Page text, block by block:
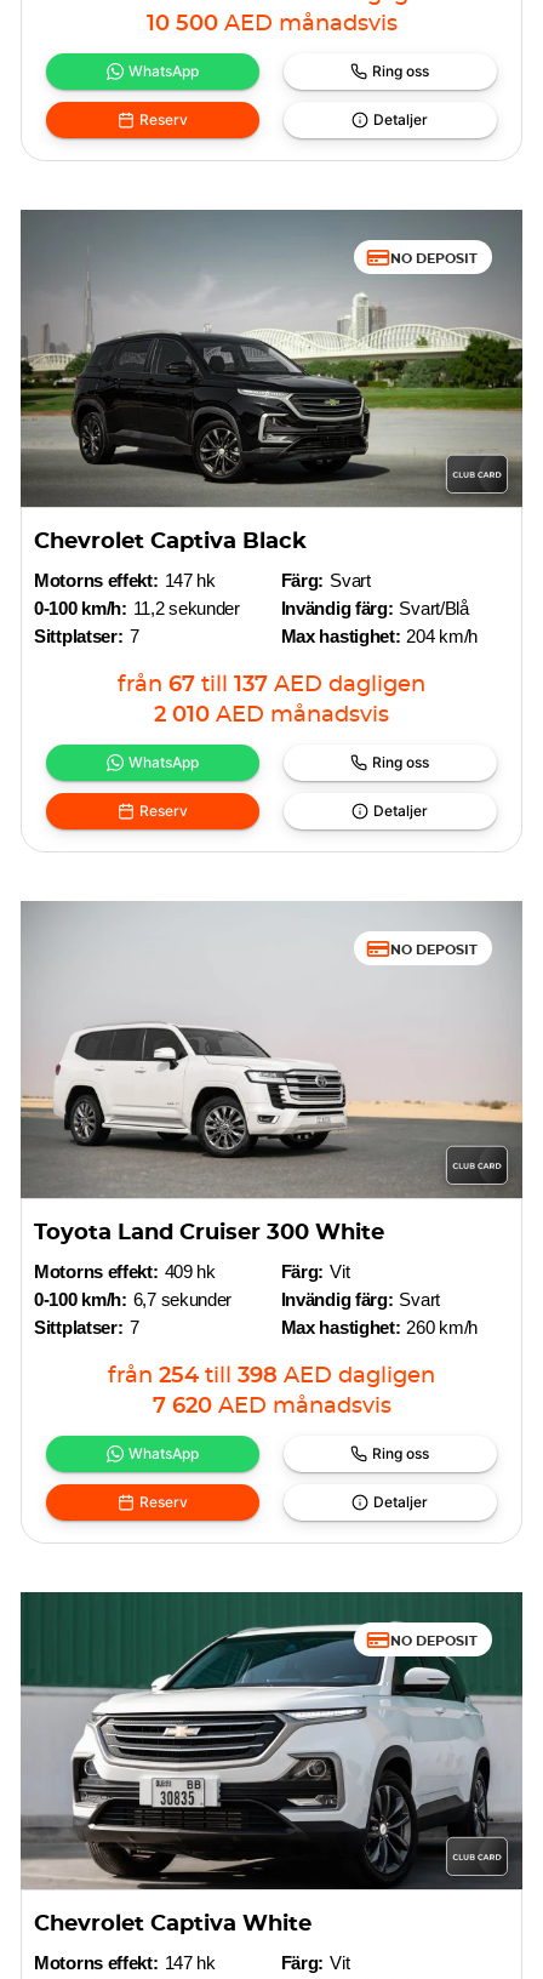
10 500 AED månadsvis
WhatsApp Ring oss
Reserv Detaljer
NO DEPOSIT
Chevrolet Captiva Black
Motorns effekt: 147 hk
0-100 km/h: 11,2 sekunder
Sittplatser: 7
Färg: Svart
Invändig färg: Svart/Blå
Max hastighet: 204 km/h
från 67 till 137 AED dagligen
2 010 AED månadsvis
WhatsApp Ring oss
Reserv Detaljer
NO DEPOSIT
Toyota Land Cruiser 300 White
Motorns effekt: 409 hk
0-100 km/h: 6,7 sekunder
Sittplatser: 7
Färg: Vit
Invändig färg: Svart
Max hastighet: 260 km/h
från 254 till 398 AED dagligen
7 620 AED månadsvis
WhatsApp Ring oss
Reserv Detaljer
NO DEPOSIT
Chevrolet Captiva White
Motorns effekt: 147 hk
Färg: Vit